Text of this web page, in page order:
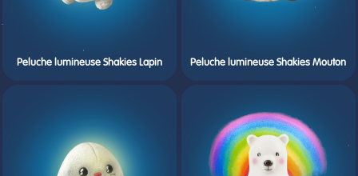
Peluche lumineuse Shakies Lapin Peluche lumineuse Shakies Mouton